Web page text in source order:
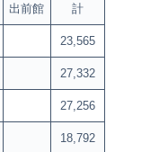
出前館 計
23,565
27,332
27,256
18,792